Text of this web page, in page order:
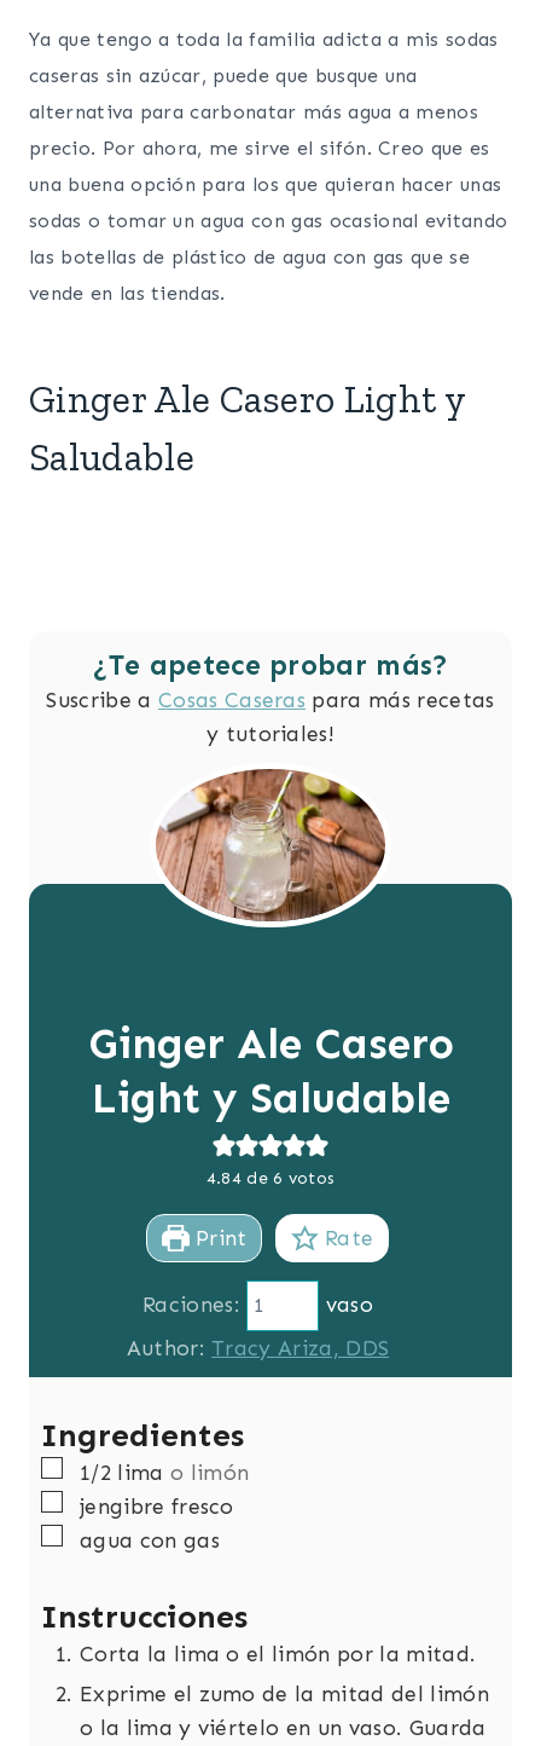
Ya que tengo a toda la familia adicta a mis sodas
caseras sin azúcar, puede que busque una
alternativa para carbonatar más agua a menos
precio. Por ahora, me sirve el sifón. Creo que es
una buena opción para los que quieran hacer unas
sodas o tomar un agua con gas ocasional evitando
las botellas de plástico de agua con gas que se
vende en las tiendas.
Ginger Ale Casero Light y
Saludable
¿Te apetece probar más?
Suscribe a Cosas Caseras para más recetas
y tutoriales!
Ginger Ale Casero
Light y Saludable
4.84de6 votos
Print Rate
Raciones:
vaso
Author:Tracy Ariza, DDS
Ingredientes
▢
1/2 lima o limón
▢
jengibre fresco
▢
agua con gas
Instrucciones
Corta la lima o el limón por la mitad.
Exprime el zumo de la mitad del limón
o la lima y viértelo en un vaso. Guarda